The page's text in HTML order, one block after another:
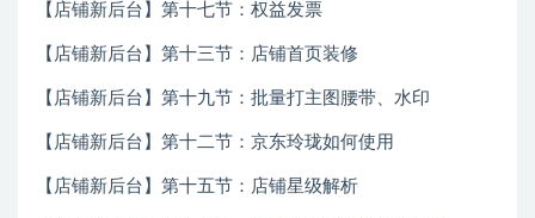
【店铺新后台】第十七节：权益发票
【店铺新后台】第十三节：店铺首页装修
【店铺新后台】第十九节：批量打主图腰带、水印
【店铺新后台】第十二节：京东玲珑如何使用
【店铺新后台】第十五节：店铺星级解析